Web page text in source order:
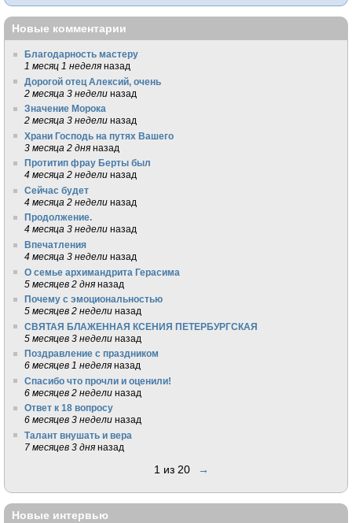
Новые комментарии
Благодарность мастеру
1 месяц 1 неделя назад
Дорогой отец Алексий, очень
2 месяца 3 недели назад
Значение Морока
2 месяца 3 недели назад
Храни Господь на путях Вашего
3 месяца 2 дня назад
Протитип фрау Берты был
4 месяца 2 недели назад
Сейчас будет
4 месяца 2 недели назад
Продолжение.
4 месяца 3 недели назад
Впечатления
4 месяца 3 недели назад
О семье архимандрита Герасима
5 месяцев 2 дня назад
Почему с эмоциональностью
5 месяцев 2 недели назад
СВЯТАЯ БЛАЖЕННАЯ КСЕНИЯ ПЕТЕРБУРГСКАЯ
5 месяцев 3 недели назад
Поздравление с праздником
6 месяцев 1 неделя назад
Спасибо что прочли и оценили!
6 месяцев 2 недели назад
Ответ к 18 вопросу
6 месяцев 3 недели назад
Талант внушать и вера
7 месяцев 3 дня назад
1 из 20 →
Новые интервью